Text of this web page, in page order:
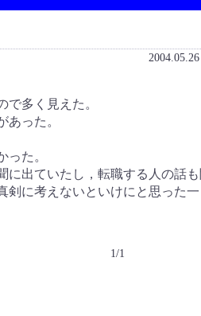
で多く見えた。
あった。
った。
に出ていたし，転職する人の話
剣に考えないといけにと思った
1/1